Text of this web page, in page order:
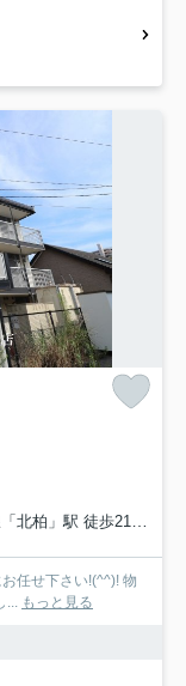
北柏」駅 徒歩21分
任せ下さい!(^^)! 物
... もっと見る